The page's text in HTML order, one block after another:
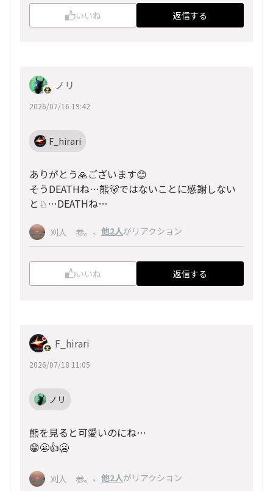
いいね 返信する
ノリ
2026/07/16 19:42
F_hirari
ありがとう🙏ございます😊
そうDEATHね…熊🐻ではないことに感謝しない
と♘…DEATHね…
刈人 参。 、 他2人がリアクション
いいね 返信する
F_hirari
2026/07/18 11:05
ノリ
熊を見ると可愛いのにね…
😁😬👍🥶
刈人 参。 、 他2人がリアクション